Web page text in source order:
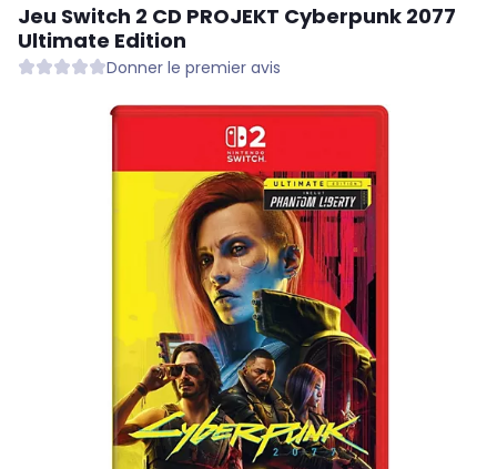
Jeu Switch 2 CD PROJEKT Cyberpunk 2077
Ultimate Edition
Donner le premier avis